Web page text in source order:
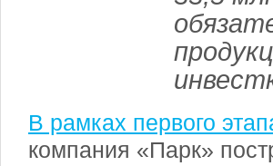
В рамках первого
компания «Парк»